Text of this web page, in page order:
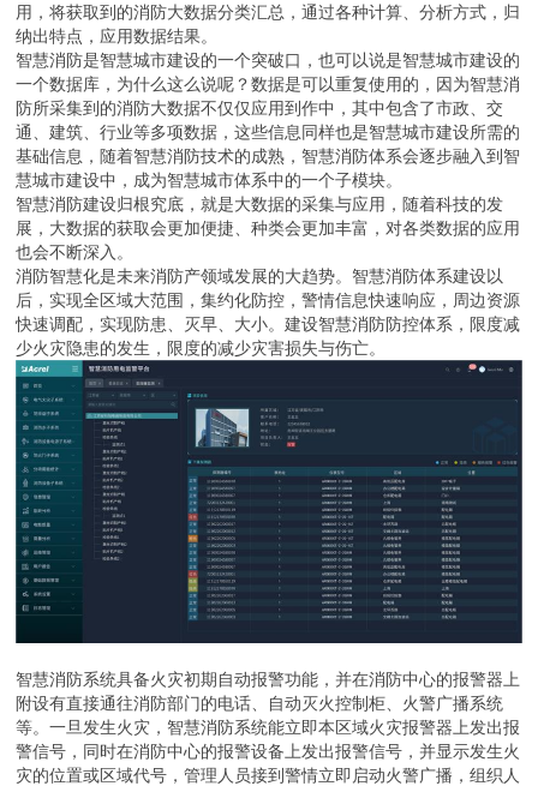
用，将获取到的消防大数据分类汇总，通过各种计算、分析方式，归
纳出特点，应用数据结果。
智慧消防是智慧城市建设的一个突破口，也可以说是智慧城市建设的
一个数据库，为什么这么说呢？数据是可以重复使用的，因为智慧消
防所采集到的消防大数据不仅仅应用到作中，其中包含了市政、交
通、建筑、行业等多项数据，这些信息同样也是智慧城市建设所需的
基础信息，随着智慧消防技术的成熟，智慧消防体系会逐步融入到智
慧城市建设中，成为智慧城市体系中的一个子模块。
智慧消防建设归根究底，就是大数据的采集与应用，随着科技的发
展，大数据的获取会更加便捷、种类会更加丰富，对各类数据的应用
也会不断深入。
消防智慧化是未来消防产领域发展的大趋势。智慧消防体系建设以
后，实现全区域大范围，集约化防控，警情信息快速响应，周边资源
快速调配，实现防患、灭早、大小。建设智慧消防防控体系，限度减
少火灾隐患的发生，限度的减少灾害损失与伤亡。
智慧消防系统具备火灾初期自动报警功能，并在消防中心的报警器上
附设有直接通往消防部门的电话、自动灭火控制柜、火警广播系统
等。一旦发生火灾，智慧消防系统能立即本区域火灾报警器上发出报
警信号，同时在消防中心的报警设备上发出报警信号，并显示发生火
灾的位置或区域代号，管理人员接到警情立即启动火警广播，组织人